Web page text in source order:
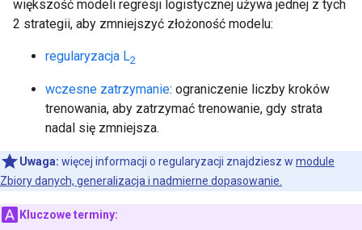
większość modeli regresji logistycznej używa jednej z tych
2 strategii, aby zmniejszyć złożoność modelu:
regularyzacja L2
wczesne zatrzymanie: ograniczenie liczby kroków
trenowania, aby zatrzymać trenowanie, gdy strata
nadal się zmniejsza.
Uwaga: więcej informacji o regularyzacji znajdziesz w module
Zbiory danych, generalizacja i nadmierne dopasowanie.
Kluczowe terminy: